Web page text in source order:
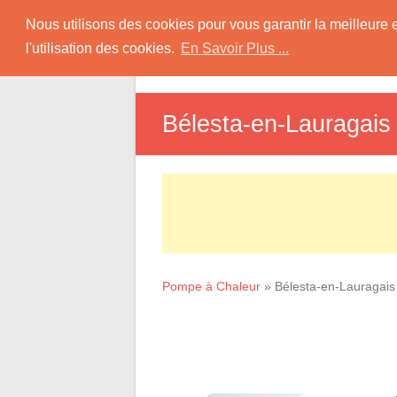
Nous utilisons des cookies pour vous garantir la
l'utilisation des cookies. En Savoir Plus ...
content
Pompe à Chaleur
Informations sur les Pompes à Chaleur
Bélesta-en-Lauragais
Pompe à Chaleur » Bélesta-en-Lauragais